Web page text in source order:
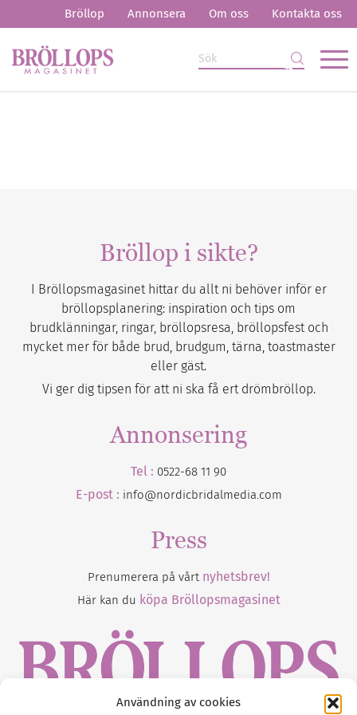
Användning av cookies
Bröllop Annonsera Om oss Kontakta oss
Bröllop i sikte?
I Bröllopsmagasinet hittar du allt ni behöver inför er
bröllopsplanering: inspiration och tips om
brudklänningar, ringar, bröllopsresa, bröllopsfest och
mycket mer för både brud, brudgum, tärna, toastmaster
eller gäst.
Vi ger dig tipsen för att ni ska få ert drömbröllop.
Annonsering
Tel : 0522-68 11 90
E-post : info@nordicbridalmedia.com
Press
Prenumerera på vårt nyhetsbrev!
Här kan du köpa Bröllopsmagasinet